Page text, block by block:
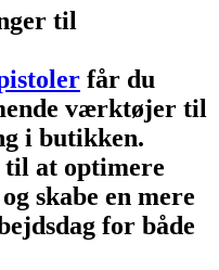
til
får du
værktøjer til
i butikken.
til at optimere
skabe en mere
for både